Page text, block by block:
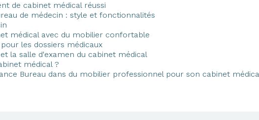
de cabinet médical réussi
de médecin : style et fonctionnalités
médical avec du mobilier confortable
les dossiers médicaux
la salle d'examen du cabinet médical
médical ?
Bureau dans du mobilier professionnel pour son cabinet